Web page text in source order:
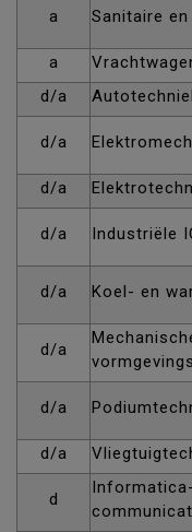
a Sanitaire
a
d/a
d/a
d/a
d/a Industriële
d/a Koel- en
d/a
d/a
d/a
d